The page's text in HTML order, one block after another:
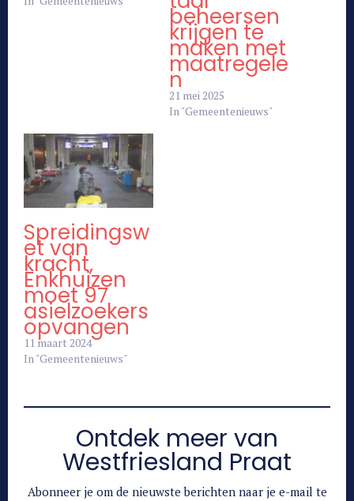
beheersen
krijgen te
maken met
maatregele
n
21 mei 2025
In "Gemeentenieuws"
Spreidingsw
et van
kracht,
Enkhuizen
moet 97
asielzoekers
opvangen
11 maart 2024
In "Gemeentenieuws"
Ontdek meer van
Westfriesland Praat
Abonneer je om de nieuwste berichten naar je e-mail te